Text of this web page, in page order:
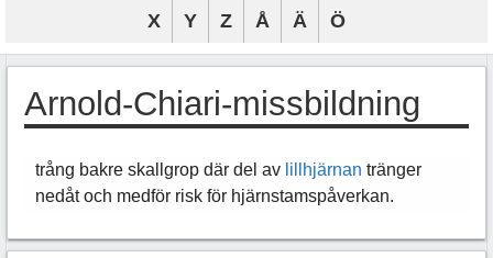
X
Y Z Å Ä Ö
Arnold-Chiari-missbildning
trång bakre skallgrop där del av lillhjärnan tränger
nedåt och medför risk för hjärnstamspåverkan.